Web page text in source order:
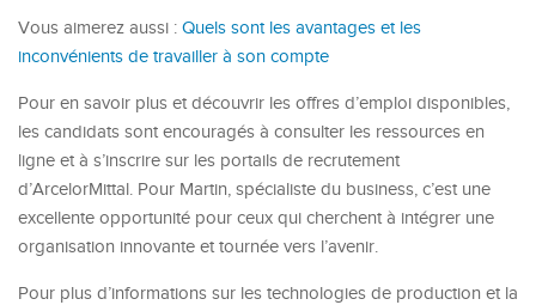
Vous aimerez aussi : Quels sont les avantages et les
inconvénients de travailler à son compte
Pour en savoir plus et découvrir les offres d’emploi disponibles,
les candidats sont encouragés à consulter les ressources en
ligne et à s’inscrire sur les portails de recrutement
d’ArcelorMittal. Pour Martin, spécialiste du business, c’est une
excellente opportunité pour ceux qui cherchent à intégrer une
organisation innovante et tournée vers l’avenir.
Pour plus d’informations sur les technologies de production et la